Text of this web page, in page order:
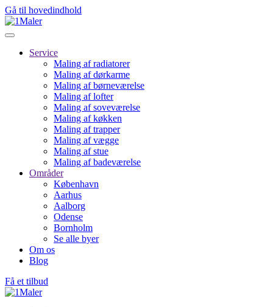
Gå til hovedindhold
Service
Maling af radiatorer
Maling af dørkarme
Maling af børneværelse
Maling af lofter
Maling af soveværelse
Maling af køkken
Maling af trapper
Maling af vægge
Maling af stue
Maling af badeværelse
Områder
København
Aarhus
Aalborg
Odense
Bornholm
Se alle byer
Om os
Blog
Få et tilbud